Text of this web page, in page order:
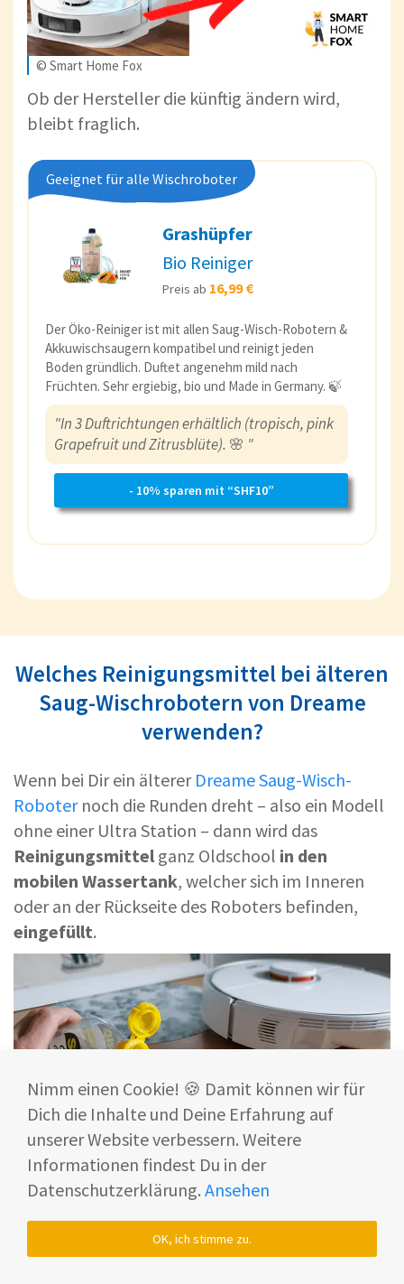
© Smart Home Fox
Ob der Hersteller die künftig ändern wird,
bleibt fraglich.
Geeignet für alle Wischroboter
Grashüpfer
Bio Reiniger
Preis ab 16,99 €
Der Öko-Reiniger ist mit allen Saug-Wisch-Robotern &
Akkuwischsaugern kompatibel und reinigt jeden
Boden gründlich. Duftet angenehm mild nach
Früchten. Sehr ergiebig, bio und Made in Germany. 🍃
"In 3 Duftrichtungen erhältlich (tropisch, pink
Grapefruit und Zitrusblüte). 🌸 "
- 10% sparen mit “SHF10”
Welches Reinigungsmittel bei älteren
Saug-Wischrobotern von Dreame
verwenden?
Wenn bei Dir ein älterer Dreame Saug-Wisch-
Roboternoch die Runden dreht – also ein Modell
ohne einer Ultra Station – dann wird das
Reinigungsmittel ganz Oldschool in den
mobilen Wassertank, welcher sich im Inneren
oder an der Rückseite des Roboters befinden,
eingefüllt.
Hier empfiehlt es sich sehr genau auf das
Nimm einen Cookie! 🍪 Damit können wir für
Dich die Inhalte und Deine Erfahrung auf
unserer Website verbessern. Weitere
Informationen findest Du in der
Datenschutzerklärung. Ansehen
OK, ich stimme zu.